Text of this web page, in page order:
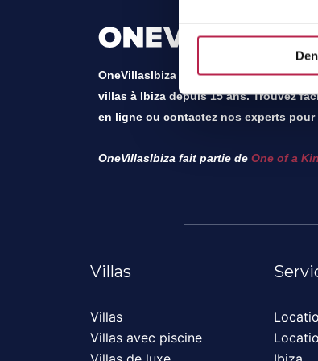
OneVillasIbiza est l’expert local et le
villas à Ibiza depuis 15 ans. Trouvez
en ligne ou contactez nos experts
OneVillasIbiza fait partie de One of a
Villas
Villas
Villas avec piscine